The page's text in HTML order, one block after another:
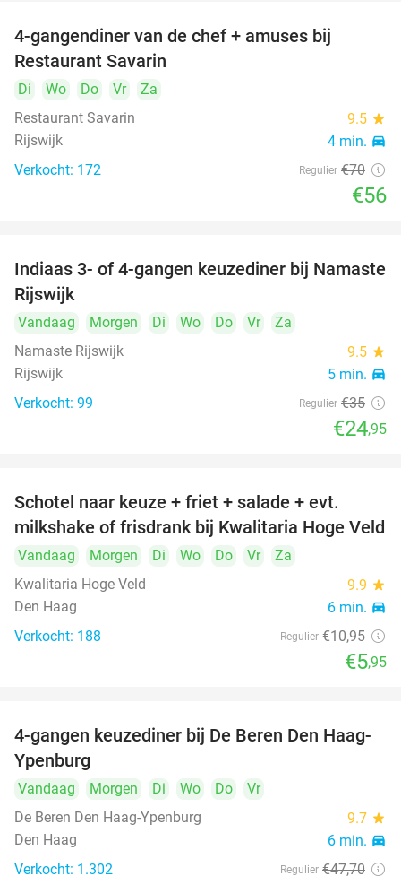
4-gangendiner van de chef + amuses bij
Restaurant Savarin
Di Wo Do Vr
Za
Restaurant Savarin
9.5 star
Rijswijk 4 min. directions_car
Verkocht: 172 Regulier €70
€56
29%
Indiaas 3- of 4-gangen keuzediner bij Namaste
Rijswijk
Vandaag Morgen Di Wo Do Vr
Za
Namaste Rijswijk
9.5 star
Rijswijk 5 min. directions_car
Verkocht: 99 Regulier €35
€24,95
Schotel naar keuze + friet + salade + evt.
milkshake of frisdrank bij Kwalitaria Hoge Veld
Vandaag Morgen Di Wo Do Vr
Za
Kwalitaria Hoge Veld
9.9 star
Den Haag 6 min. directions_car
Verkocht: 188 Regulier €10,95
€5,95
46%
4-gangen keuzediner bij De Beren Den Haag-
Ypenburg
Vandaag Morgen Di Wo Do
Vr
De Beren Den Haag-Ypenburg
9.7 star
Den Haag 6 min. directions_car
Verkocht: 1.302 Regulier €47,70